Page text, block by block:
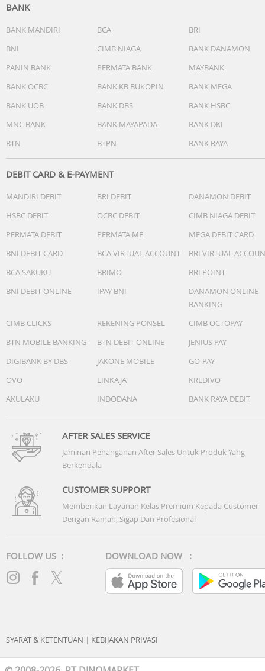
BANK
BANK MANDIRI BCA
BRI
BNI
CIMB NIAGA
BANK DANAMON
PANIN BANK
PERMATA BANK
MAYBANK
BANK OCBC
BANK KB BUKOPIN
BANK MEGA
BANK UOB
BANK DBS
BANK HSBC
MNC BANK
BANK MAYAPADA
BANK DKI
BTN
BTPN BANK RAYA
DEBIT CARD & E-PAYMENT
MANDIRI DEBIT BRI DEBIT
DANAMON DEBIT
HSBC DEBIT
OCBC DEBIT
CIMB NIAGA DEBIT
PERMATA DEBIT
PERMATA ME
MEGA DEBIT CARD
BNI DEBIT CARD
BCA VIRTUAL ACCOUNT
BRI VIRTUAL
BCA SAKUKU
BRIMO
BRI POINT
BNI DEBIT ONLINE
IPAY BNI
DANAMON ONLINE
BANKING
CIMB CLICKS
REKENING PONSEL
CIMB OCTOPAY
BTN MOBILE BANKING
BTN DEBIT ONLINE
JENIUS PAY
DIGIBANK BY DBS
JAKONE MOBILE
GO-PAY
OVO
LINKAJA
KREDIVO
AKULAKU
INDODANA BANK RAYA DEBIT
AFTER SALES SERVICE
Jaminan Penanganan After Sales Untuk Produk Yang
Berkendala
CUSTOMER SUPPORT
Memberikan Layanan Kelas Premium Kepada Customer
Dengan Ramah, Sigap Dan Profesional
FOLLOW US : DOWNLOAD NOW :
SYARAT & KETENTUAN | KEBIJAKAN PRIVASI